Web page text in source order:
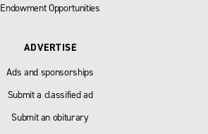
Endowment Opportunities
ADVERTISE
Ads and sponsorships
Submit a classified ad
Submit an obiturary